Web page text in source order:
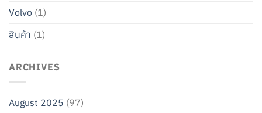
Volvo (1)
สินค้า (1)
ARCHIVES
August 2025 (97)